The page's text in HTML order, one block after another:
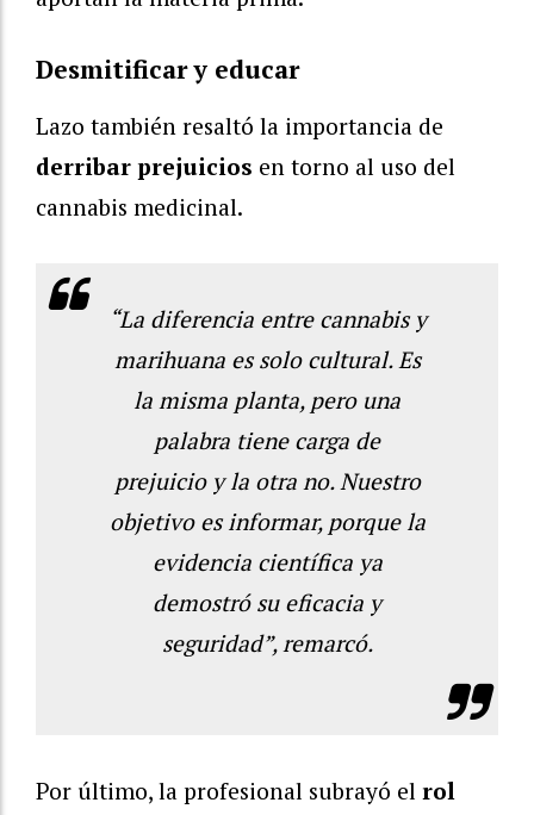
Desmitificar y educar
Lazo también resaltó la importancia de
derribar prejuicios en torno al uso del
cannabis medicinal.
“La diferencia entre cannabis y
marihuana es solo cultural. Es
la misma planta, pero una
palabra tiene carga de
prejuicio y la otra no. Nuestro
objetivo es informar, porque la
evidencia científica ya
demostró su eficacia y
seguridad”, remarcó.
Por último, la profesional subrayó el rol